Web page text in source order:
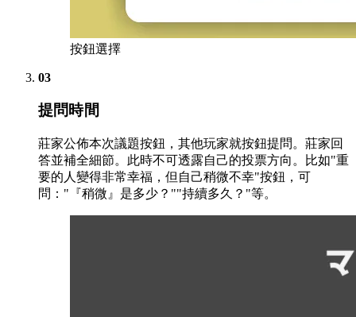
按鈕選擇
03
提問時間
莊家公佈本次議題按鈕，其他玩家就按鈕提問。莊家回
答並補全細節。此時不可透露自己的投票方向。比如"重
要的人變得非常幸福，但自己稍微不幸"按鈕，可
問："『稍微』是多少？""持續多久？"等。